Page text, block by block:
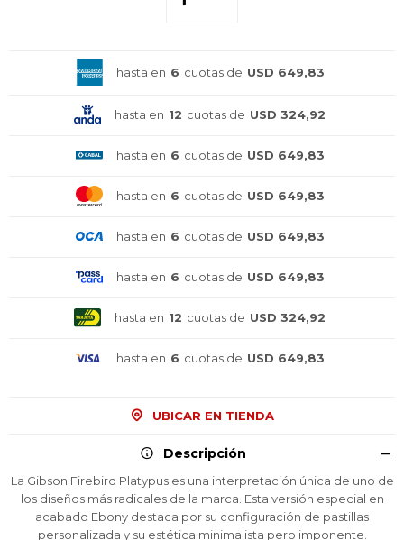
hasta en 6 cuotas de USD 649,83
hasta en 12 cuotas de USD 324,92
hasta en 6 cuotas de USD 649,83
hasta en 6 cuotas de USD 649,83
hasta en 6 cuotas de USD 649,83
hasta en 6 cuotas de USD 649,83
hasta en 12 cuotas de USD 324,92
hasta en 6 cuotas de USD 649,83
UBICAR EN TIENDA
Descripción
La Gibson Firebird Platypus es una interpretación única de uno de
los diseños más radicales de la marca. Esta versión especial en
acabado Ebony destaca por su configuración de pastillas
personalizada y su estética minimalista pero imponente.
¡Sumate a la forma más ágil de
¡Sumate a la forma más ágil de
¡Sumate a la forma más ágil de